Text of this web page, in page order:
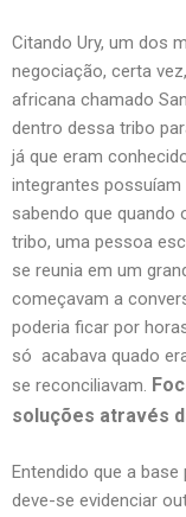
Citando Ury, um dos
negociação, certa
africana chamado
dentro dessa tribo
já que eram
integrantes
sabendo que quando
tribo, uma pessoa
se reunia em um
começavam a
poderia ficar por
só acabava quado
se reconciliavam.
soluções através
Entendido que a
deve-se evidenciar